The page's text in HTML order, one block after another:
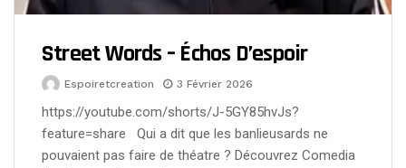
Street Words – Échos D’espoir
Espoiretcreation 3 Février 2026
https://youtube.com/shorts/J-5GY85hvJs?
feature=share Qui a dit que les banlieusards ne
pouvaient pas faire de théatre ? Découvrez Comedia